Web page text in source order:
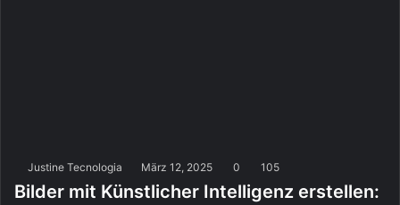
Justine Tecnologia März 12, 2025 0 105
Bilder mit Künstlicher Intelligenz erstellen: